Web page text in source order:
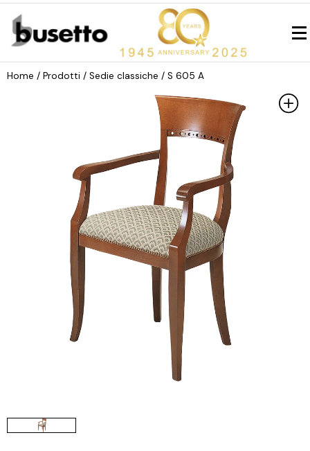
Home / Prodotti / Sedie classiche / S 605 A